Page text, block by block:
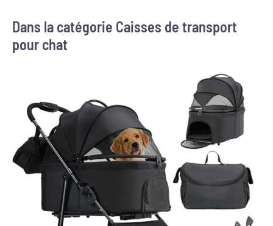
Dans la catégorie Caisses de transport
pour chat